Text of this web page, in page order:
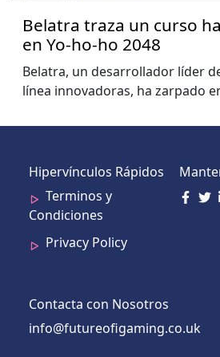
Belatra traza un curso
en Yo-ho-ho 2048
Belatra, un desarrollador líder
línea innovadoras, ha zarpado
Hipervínculos Rápidos
Terminos y
Condiciones
Privacy Policy
Contacta con Nosotros
info@futureofigaming.co.uk